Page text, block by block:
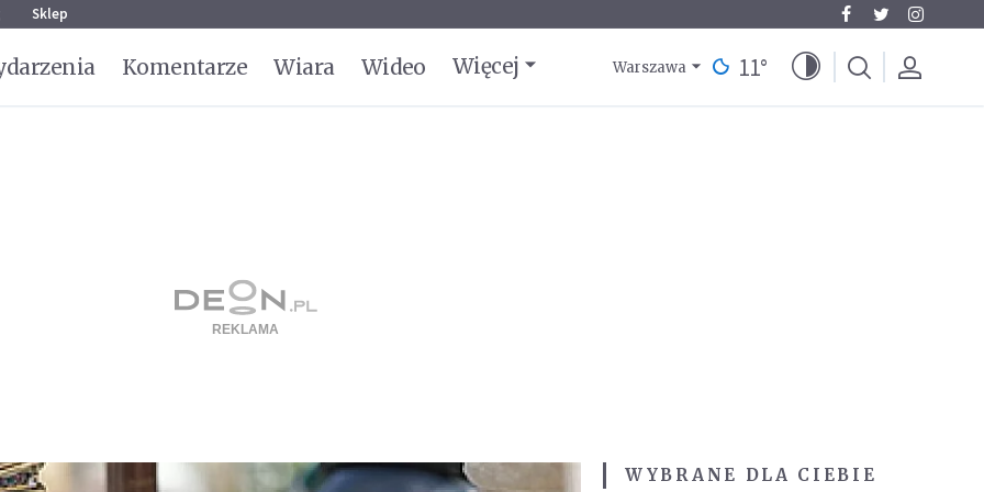
Sklep
Komentarze Wiara Wideo Więcej Warszawa 11°
WYBRANE DLA CIEBIE